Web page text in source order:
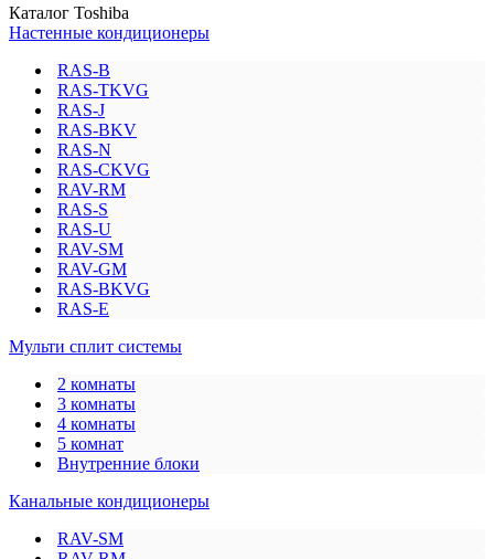
Каталог Toshiba
Настенные кондиционеры
RAS-B
RAS-TKVG
RAS-J
RAS-BKV
RAS-N
RAS-CKVG
RAV-RM
RAS-S
RAS-U
RAV-SM
RAV-GM
RAS-BKVG
RAS-E
Мульти сплит системы
2 комнаты
3 комнаты
4 комнаты
5 комнат
Внутренние блоки
Канальные кондиционеры
RAV-SM